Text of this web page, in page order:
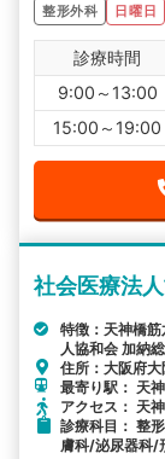
整形外科 日曜日
診療時間
9:00～13:00
15:00～19:00
社会医療法
特徴：天神橋
人協和会 加納
住所：大阪府
最寄り駅： 天
アクセス： 天
診療科目： 整
膚科/泌尿器科/